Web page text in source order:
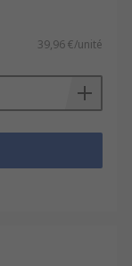
39,96 €/unité